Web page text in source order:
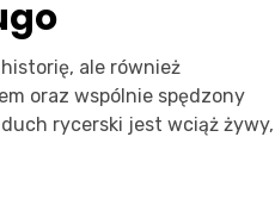
ale również
oraz wspólnie spędzony
rycerski jest wciąż żywy,